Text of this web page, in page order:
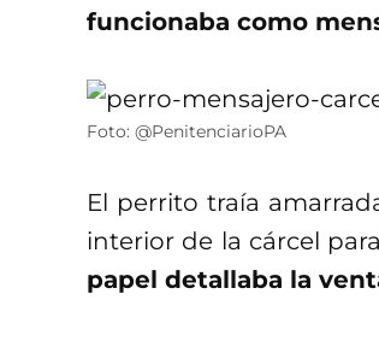
funcionaba como
Foto: @PenitenciarioPA
El perrito traía
interior de la cárcel
papel detallaba la